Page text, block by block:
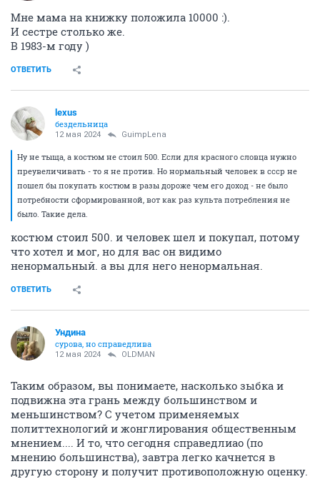
Мне мама на книжку положила 10000 :).
И сестре столько же.
В 1983-м году )
ОТВЕТИТЬ
lexus
бездельница
12 мая 2024 GuimpLena
Ну не тыща, а костюм не стоил 500. Если для красного словца нужно
преувеличивать - то я не против. Но нормальный человек в ссср не
пошел бы покупать костюм в разы дороже чем его доход - не было
потребности сформированной, вот как раз культа потребления не
было. Такие дела.
костюм стоил 500. и человек шел и покупал, потому
что хотел и мог, но для вас он видимо
ненормальный. а вы для него ненормальная.
ОТВЕТИТЬ
Ундинa
сурова, но справедлива
12 мая 2024 OLDMAN
Таким образом, вы понимаете, насколько зыбка и
подвижна эта грань между большинством и
меньшинством? С учетом применяемых
политтехнологий и жонглирования общественным
мнением.... И то, что сегодня справедлиао (по
мнению большинства), завтра легко качнется в
другую сторону и получит противоположную оценку.